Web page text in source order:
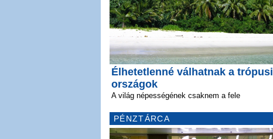
Élhetetlenné válhatnak a trópusi
országok
A világ népességének csaknem a fele
PÉNZTÁRCA